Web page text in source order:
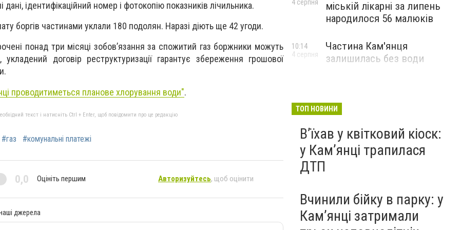
ідентифікаційний номер і фотокопію показників лічильника.
боргів частинами уклали 180 подолян. Наразі діють ще 42 угоди.
понад три місяці зобов’язання за спожитий газ боржники можуть
укладений договір реструктуризації гарантує збереження грошової
проводитиметься планове хлорування води".
текст і натисніть Ctrl + Enter, щоб повідомити про це редакцію
#газ #комунальні платежі
0,0 Оцініть першим Авторизуйтесь, щоб оцінити
джерела
міській лікарні за липень
народилося 56 малюків
4 серпня
Частина Кам'янця
залишилась без води
10:14
4 серпня
ТОП НОВИНИ
Вʼїхав у квітковий кіоск:
у Камʼянці трапилася
ДТП
Вчинили бійку в парку: у
Кам’янці затримали